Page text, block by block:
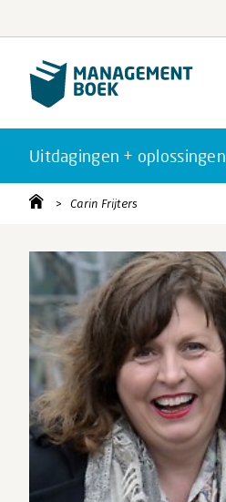
Uitdagingen + oplossingen
Carin Frijters